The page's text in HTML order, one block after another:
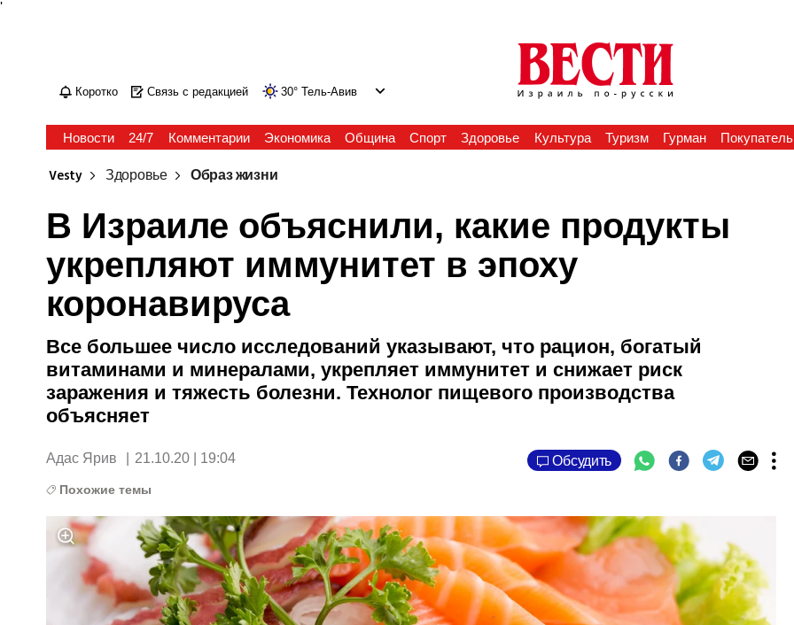
'
Коротко Связь с редакцией 30° Тель-Авив
Новости 24/7 Комментарии Экономика Община Спорт Здоровье Культура Туризм Гурман Покупатель
Vesty Здоровье Образ жизни
В Израиле объяснили, какие продукты
укрепляют иммунитет в эпоху
коронавируса
Все большее число исследований указывают, что рацион, богатый
витаминами и минералами, укрепляет иммунитет и снижает риск
заражения и тяжесть болезни. Технолог пищевого производства
объясняет
Адас Ярив 21.10.20 | 19:04 Обсудить
Похожие темы